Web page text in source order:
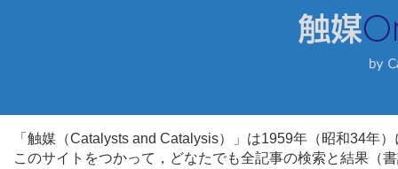
「触媒（Catalysts and Catalysis）」は1959年（昭和34年
このサイトをつかって，どなたでも全記事の検索と結果（